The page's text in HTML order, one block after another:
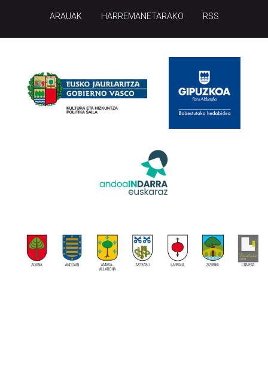
ARAUAK HARREMANETARAKO RSS